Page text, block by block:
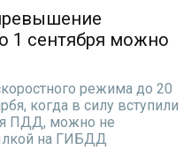
1 сентября можно
режима до 20
когда в силу вступили
ПДД, можно не
на ГИБДД